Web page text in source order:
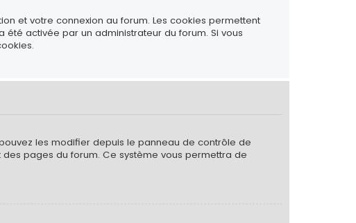
et votre connexion au forum. Les cookies permettent
été activée par un administrateur du forum. Si vous
les modifier depuis le panneau de contrôle de
des pages du forum. Ce système vous permettra de